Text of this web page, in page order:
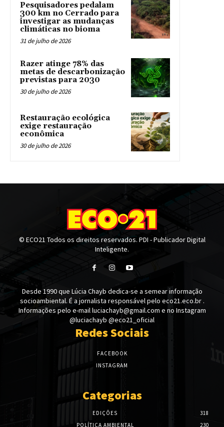
Pesquisadores pedalam
300 km no Cerrado para
investigar as mudanças
climáticas no bioma
31 de julho de 2026
Razer atinge 78% das
metas de descarbonização
previstas para 2030
30 de julho de 2026
Restauração ecológica
exige restauração
econômica
30 de julho de 2026
© ECO21 Todos os direitos reservados. PDI - Publicador Digital
Inteligente.
Desde 1990 que Lúcia Chayb dedica-se a semear informação
socioambiental. É a jornalista responsável pelo eco21.eco.br .
Informações pelo e-mail luciachayb@gmail.com e no Instagram
@luciachayb @eco21_oficial
Redes Sociais
FACEBOOK
INSTAGRAM
Categorias
EDIÇÕES
318
POLÍTICA AMBIENTAL
230